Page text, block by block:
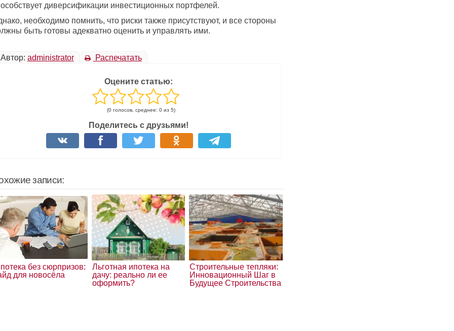
диверсификации инвестиционных портфелей.
необходимо помнить, что риски также присутствуют, и все стороны
быть готовы адекватно оценить и управлять ими.
Автор: administrator Распечатать
Оцените статью:
(0 голосов, среднее: 0 из 5)
Поделитесь с друзьями!
записи:
без сюрпризов:
для новосёла
Льготная ипотека на
дачу: реально ли ее
оформить?
Строительные тепляки:
Инновационный Шаг в
Будущее Строительства